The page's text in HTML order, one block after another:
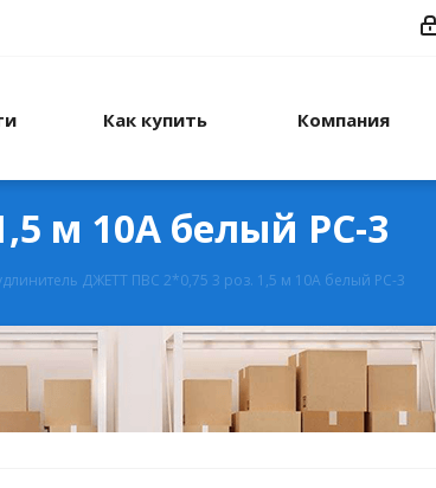
Как купить Компания
м 10А белый РС-3
ДЖЕТТ ПВС 2*0,75 3 роз. 1,5 м 10А белый РС-3